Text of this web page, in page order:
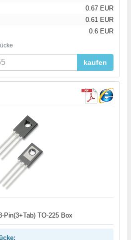
0.67 EUR
0.61 EUR
0.6 EUR
kaufen
Pin(3+Tab) TO-225 Box